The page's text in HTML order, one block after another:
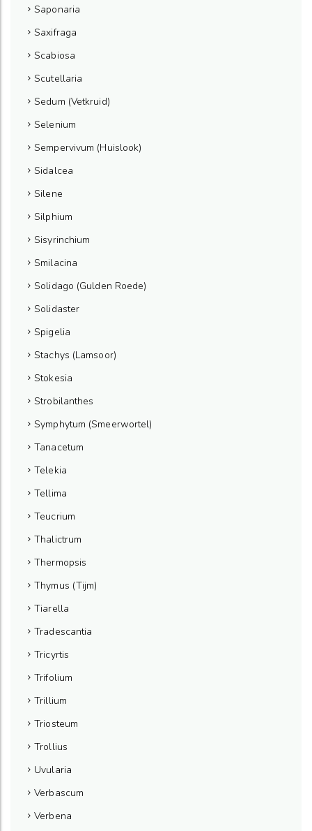
Saponaria
Saxifraga
Scabiosa
Scutellaria
Sedum (Vetkruid)
Selenium
Sempervivum (Huislook)
Sidalcea
Silene
Silphium
Sisyrinchium
Smilacina
Solidago (Gulden Roede)
Solidaster
Spigelia
Stachys (Lamsoor)
Stokesia
Strobilanthes
Symphytum (Smeerwortel)
Tanacetum
Telekia
Tellima
Teucrium
Thalictrum
Thermopsis
Thymus (Tijm)
Tiarella
Tradescantia
Tricyrtis
Trifolium
Trillium
Triosteum
Trollius
Uvularia
Verbascum
Verbena